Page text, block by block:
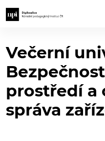
Večerní
prostředí a
správa